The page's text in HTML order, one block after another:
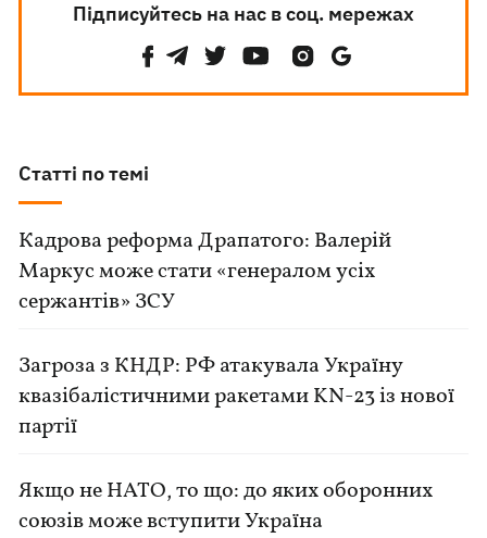
Підписуйтесь на нас в соц. мережах
Статті по темі
Кадрова реформа Драпатого: Валерій
Маркус може стати «генералом усіх
сержантів» ЗСУ
Загроза з КНДР: РФ атакувала Україну
квазібалістичними ракетами KN-23 із нової
партії
Якщо не НАТО, то що: до яких оборонних
союзів може вступити Україна